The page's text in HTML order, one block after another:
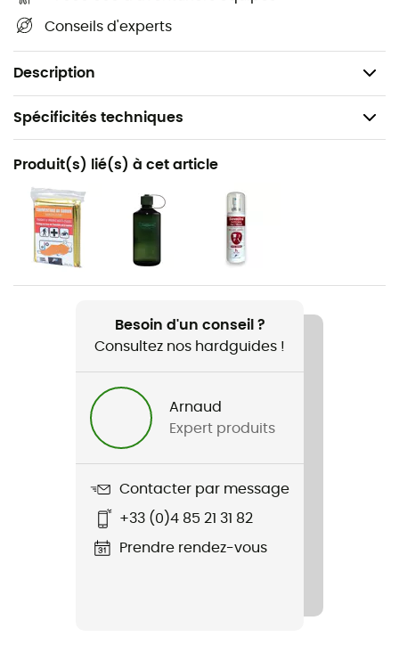
Conseils d'experts
Description
Matière : Polyamide.
Spécificités techniques
Recommandé pour
Randonnée / Trekking
Genre
Homme / Femme
Nom du produit
Produit(s) lié(s) à cet article
Besoin d'un conseil ?
Consultez nos hardguides !
Arnaud
Expert produits
Contacter par message
+33 (0)4 85 21 31 82
Prendre rendez-vous